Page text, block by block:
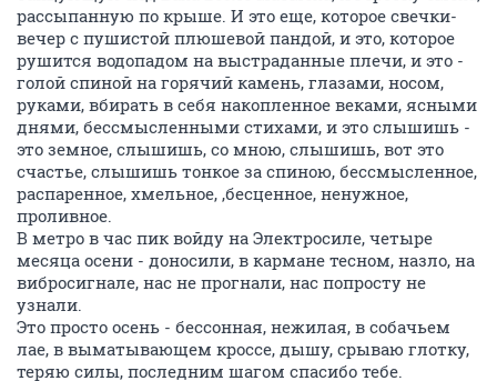
рассыпанную по крыше. И это еще, которое свечки-
вечер с пушистой плюшевой пандой, и это, которое
рушится водопадом на выстраданные плечи, и это -
голой спиной на горячий камень, глазами, носом,
руками, вбирать в себя накопленное веками, ясными
днями, бессмысленными стихами, и это слышишь -
это земное, слышишь, со мною, слышишь, вот это
счастье, слышишь тонкое за спиною, бессмысленное,
распаренное, хмельное, ,бесценное, ненужное,
проливное.
В метро в час пик войду на Электросиле, четыре
месяца осени - доносили, в кармане тесном, назло, на
вибросигнале, нас не прогнали, нас попросту не
узнали.
Это просто осень - бессонная, нежилая, в собачьем
лае, в выматывающем кроссе, дышу, срываю глотку,
теряю силы, последним шагом спасибо тебе.